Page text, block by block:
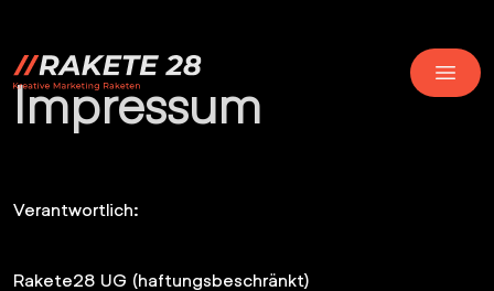
Impressum
Verantwortlich:
Rakete28 UG (haftungsbeschränkt)